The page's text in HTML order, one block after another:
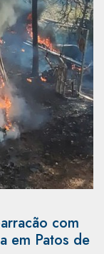
com
em Patos de